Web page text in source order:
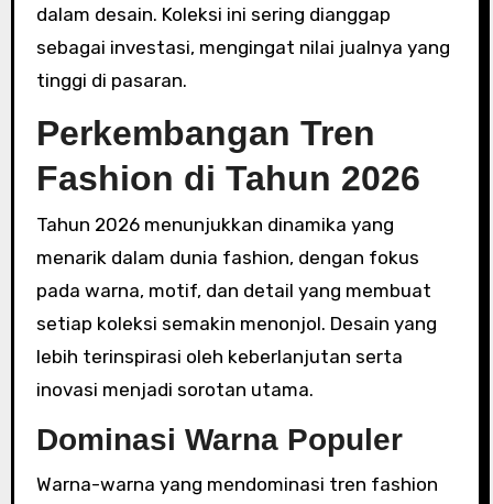
dalam desain. Koleksi ini sering dianggap
sebagai investasi, mengingat nilai jualnya yang
tinggi di pasaran.
Perkembangan Tren
Fashion di Tahun 2026
Tahun 2026 menunjukkan dinamika yang
menarik dalam dunia fashion, dengan fokus
pada warna, motif, dan detail yang membuat
setiap koleksi semakin menonjol. Desain yang
lebih terinspirasi oleh keberlanjutan serta
inovasi menjadi sorotan utama.
Dominasi Warna Populer
Warna-warna yang mendominasi tren fashion